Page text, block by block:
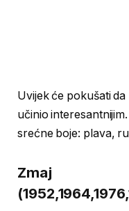
Uvijek će pokušati
učinio
srećne boje: plava,
Zmaj